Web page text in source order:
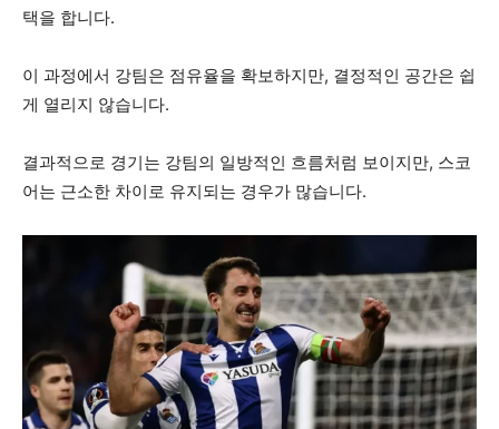
택을 합니다.
이 과정에서 강팀은 점유율을 확보하지만, 결정적인 공간은 쉽
게 열리지 않습니다.
결과적으로 경기는 강팀의 일방적인 흐름처럼 보이지만, 스코
어는 근소한 차이로 유지되는 경우가 많습니다.